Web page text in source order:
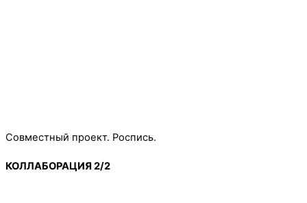
Совместный проект. Роспись.
КОЛЛАБОРАЦИЯ 2/2